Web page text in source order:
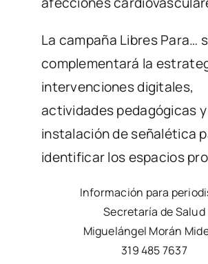
La campaña Libres Para…
complementará la
intervenciones digitales,
actividades pedagógicas
instalación de señalética
identificar los espacios
Información para
Secretaría de Salud
Miguelángel Morán
319 485 7637